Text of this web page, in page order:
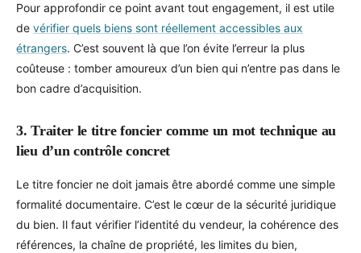
Pour approfondir ce point avant tout engagement, il est utile
de vérifier quels biens sont réellement accessibles aux
étrangers. C’est souvent là que l’on évite l’erreur la plus
coûteuse : tomber amoureux d’un bien qui n’entre pas dans le
bon cadre d’acquisition.
3. Traiter le titre foncier comme un mot technique au
lieu d’un contrôle concret
Le titre foncier ne doit jamais être abordé comme une simple
formalité documentaire. C’est le cœur de la sécurité juridique
du bien. Il faut vérifier l’identité du vendeur, la cohérence des
références, la chaîne de propriété, les limites du bien,